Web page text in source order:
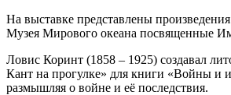
На выставке представлены
Музея Мирового океана посвященные
Ловис Коринт (1858 – 1925) создавал
Кант на прогулке» для книги «Войны и
размышляя о войне и её последствия.